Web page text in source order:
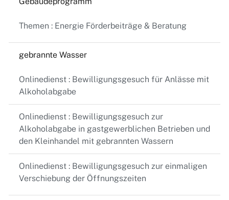
Themen : Energie Förderbeiträge & Beratung
gebrannte Wasser
Onlinedienst : Bewilligungsgesuch für Anlässe mit
Alkoholabgabe
Onlinedienst : Bewilligungsgesuch zur
Alkoholabgabe in gastgewerblichen Betrieben und
den Kleinhandel mit gebrannten Wassern
Onlinedienst : Bewilligungsgesuch zur einmaligen
Verschiebung der Öffnungszeiten